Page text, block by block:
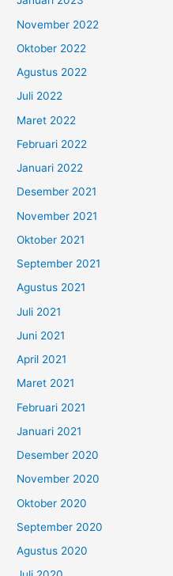
November 2022
Oktober 2022
Agustus 2022
Juli 2022
Maret 2022
Februari 2022
Januari 2022
Desember 2021
November 2021
Oktober 2021
September 2021
Agustus 2021
Juli 2021
Juni 2021
April 2021
Maret 2021
Februari 2021
Januari 2021
Desember 2020
November 2020
Oktober 2020
September 2020
Agustus 2020